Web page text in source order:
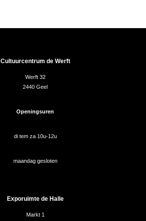
Cultuurcentrum de Werft
Werft 32
2440 Geel
Openingsuren
di tem za 10u-12u
maandag gesloten
Exporuimte de Halle
Markt 1